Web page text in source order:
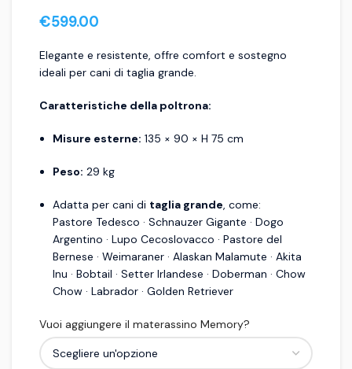
€599.00
Elegante e resistente, offre comfort e sostegno
ideali per cani di taglia grande.
Caratteristiche della poltrona:
Misure esterne: 135 × 90 × H 75 cm
Peso: 29 kg
Adatta per cani di taglia grande, come:
Pastore Tedesco · Schnauzer Gigante · Dogo
Argentino · Lupo Cecoslovacco · Pastore del
Bernese · Weimaraner · Alaskan Malamute · Akita
Inu · Bobtail · Setter Irlandese · Doberman · Chow
Chow · Labrador · Golden Retriever
Vuoi aggiungere il materassino Memory?